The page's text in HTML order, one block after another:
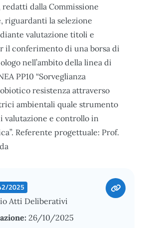
dalla Commissione
riguardanti la selezione
valutazione titoli e
il conferimento di una borsa di
nell’ambito della linea di
PP10 “Sorveglianza
resistenza attraverso
ambientali quale strumento
valutazione e controllo in
Referente progettuale: Prof.
2025
Atti Deliberativi
26/10/2025